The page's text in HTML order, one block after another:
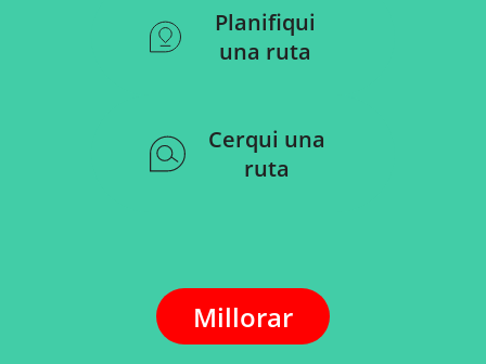
Planifiqui
una ruta
Cerqui una
ruta
Millorar